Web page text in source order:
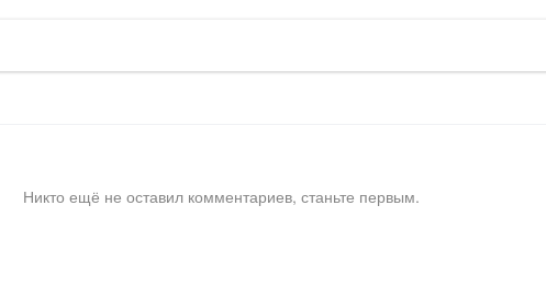
Никто ещё не оставил комментариев, станьте первым.